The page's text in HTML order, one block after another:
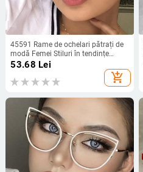
45591 Rame de ochelari pătrați de
modă Femei Stiluri în tendințe
Ochelari de computer optic de
marcă Oculos De Grau Feminino
Armacao
53.68 Lei
add_shopping_cart